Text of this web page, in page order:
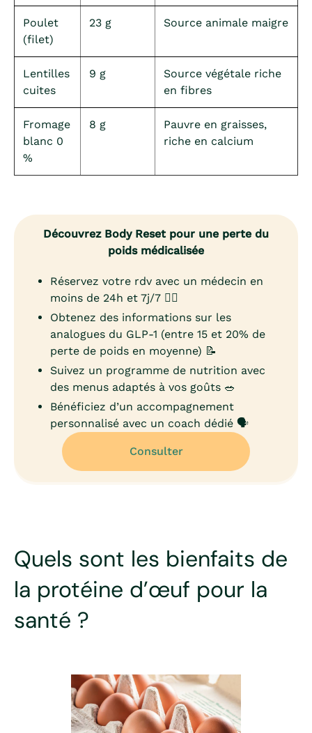
Poulet
(filet)
23 g Source animale maigre
Lentilles
cuites
9 g
Source végétale riche
en fibres
Fromage
blanc 0
%
8 g
Pauvre en graisses,
riche en calcium
Découvrez Body Reset pour une perte du
poids médicalisée
Réservez votre rdv avec un médecin en
moins de 24h et 7j/7 👨‍⚕️
Obtenez des informations sur les
analogues du GLP-1 (entre 15 et 20% de
perte de poids en moyenne) 📝
Suivez un programme de nutrition avec
des menus adaptés à vos goûts 🥗
Bénéficiez d’un accompagnement
personnalisé avec un coach dédié 🗣️
Consulter
Quels sont les bienfaits de
la protéine d’œuf pour la
santé ?